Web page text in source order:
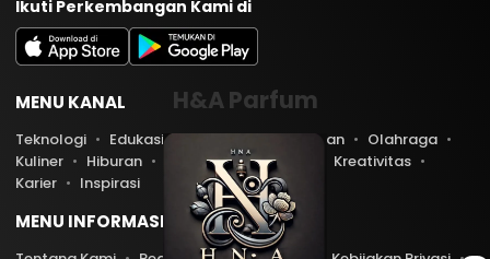
Ikuti Perkembangan Kami di
MENU KANAL
Teknologi Edukasi Lifestyle Keuangan
Olahraga
Kuliner
Hiburan Travel Kesehatan
Kreativitas
Karier
Inspirasi
MENU INFORMASI
H&A Parfum